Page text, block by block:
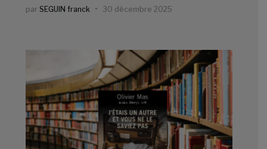
par SEGUIN franck 30 décembre 2025